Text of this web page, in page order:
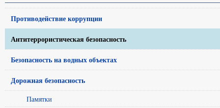
Противодействие коррупции
Антитеррористическая безопасность
Безопасность на водных объектах
Дорожная безопасность
Памятки